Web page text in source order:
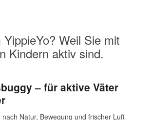
Weil Sie mit
Kindern aktiv sind.
– für aktive Väter
Natur, Bewegung und frischer Luft